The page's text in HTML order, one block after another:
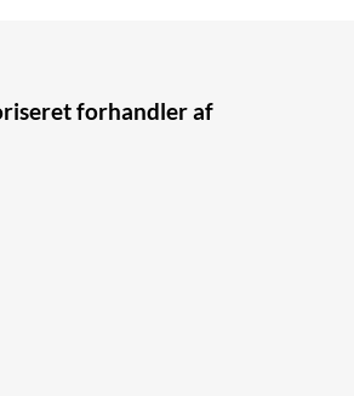
forhandler af